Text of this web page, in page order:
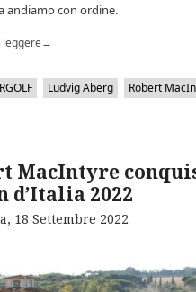
andiamo con ordine.
leggere→
Ludvig Aberg Robert
MacIntyre
d’Italia 2022
18 Settembre 2022